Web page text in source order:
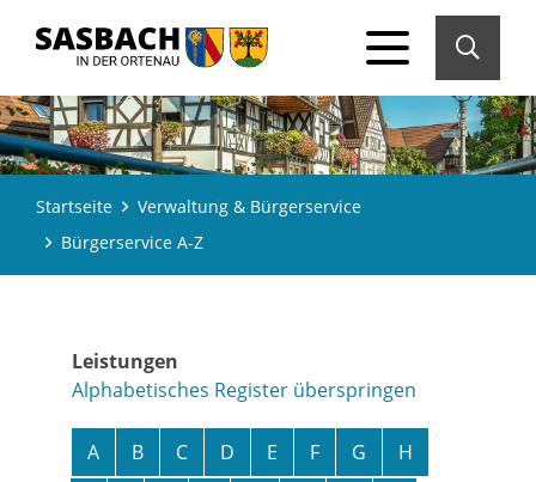
Startseite
Verwaltung & Bürgerservice
Bürgerservice A-Z
Leistungen
Alphabetisches Register überspringen
A B C D E F G
H